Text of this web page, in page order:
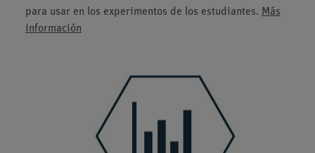
para usar en los experimentos de los estudiantes. Más
información